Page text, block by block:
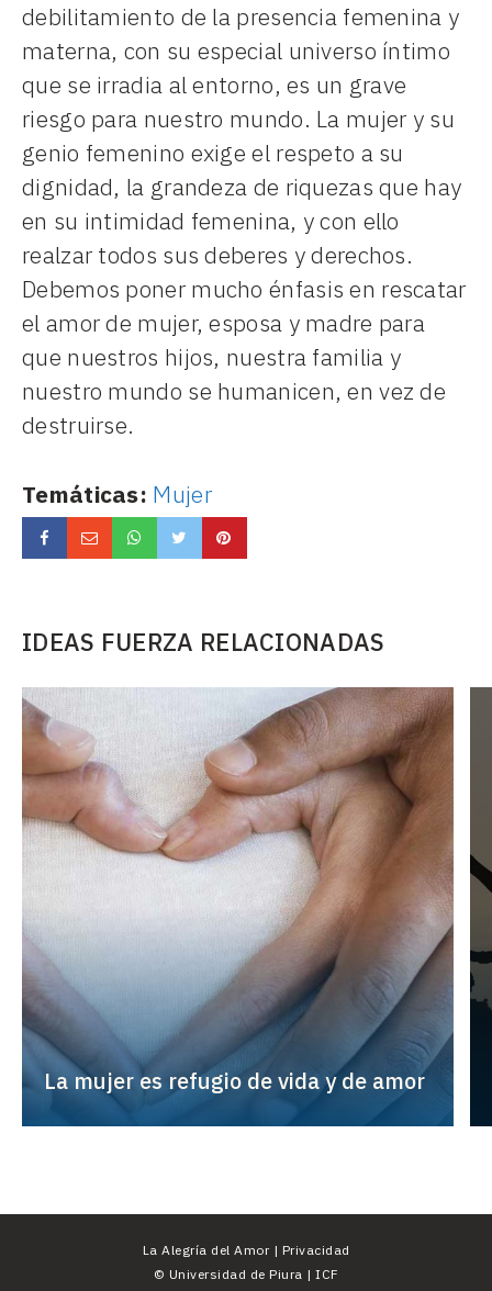
debilitamiento de la presencia femenina y
materna, con su especial universo íntimo
que se irradia al entorno, es un grave
riesgo para nuestro mundo. La mujer y su
genio femenino exige el respeto a su
dignidad, la grandeza de riquezas que hay
en su intimidad femenina, y con ello
realzar todos sus deberes y derechos.
Debemos poner mucho énfasis en rescatar
el amor de mujer, esposa y madre para
que nuestros hijos, nuestra familia y
nuestro mundo se humanicen, en vez de
destruirse.
Temáticas: Mujer
IDEAS FUERZA RELACIONADAS
La mujer es refugio de vida y de amor
La Alegría del Amor | Privacidad
© Universidad de Piura | ICF